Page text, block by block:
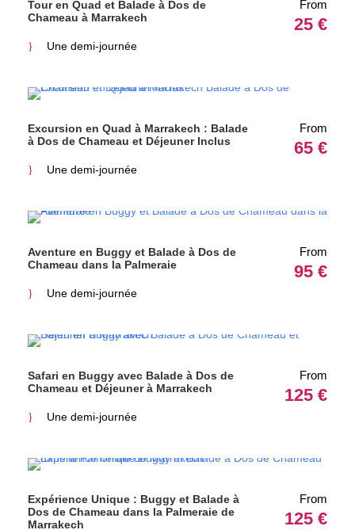
Tour en Quad et Balade à Dos de
Chameau à Marrakech
From
25 €
Une demi-journée
Excursion en Quad à Marrakech : Balade
à Dos de Chameau et Déjeuner Inclus
From
65 €
Une demi-journée
Aventure en Buggy et Balade à Dos de
Chameau dans la Palmeraie
From
95 €
Une demi-journée
Safari en Buggy avec Balade à Dos de
Chameau et Déjeuner à Marrakech
From
125 €
Une demi-journée
Expérience Unique : Buggy et Balade à
Dos de Chameau dans la Palmeraie de
Marrakech
From
125 €